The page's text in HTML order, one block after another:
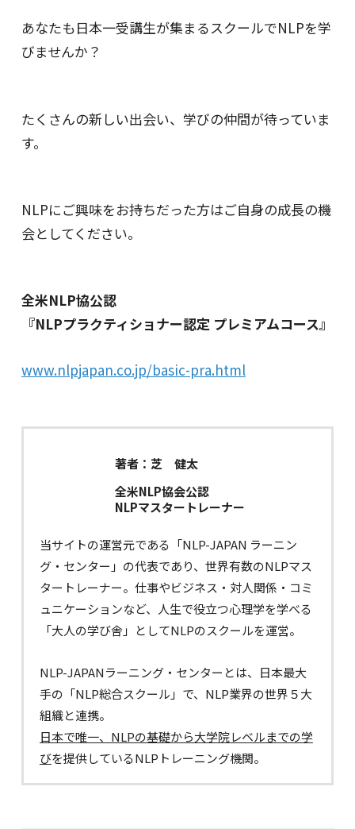
あなたも日本一受講生が集まるスクールでNLPを学
びませんか？
たくさんの新しい出会い、 学びの仲間が待っていま
す。
NLPにご興味をお持ちだった方はご自身の成長の機
会としてください。
全米NLP協公認
『NLPプラクティショナー認定 プレミアムコース』
www.nlpjapan.co.jp/basic-pra.html
著者：芝 健太
全米NLP協会公認
NLPマスタートレーナー
当サイトの運営元である「NLP-JAPAN ラーニン
グ・センター」の代表であり、世界有数のNLPマス
タートレーナー。仕事やビジネス・対人関係・コミ
ュニケーションなど、人生で役立つ心理学を学べる
「大人の学び舎」としてNLPのスクールを運営。
NLP-JAPANラーニング・センターとは、日本最大
手の「NLP総合スクール」で、NLP業界の世界５大
組織と連携。
日本で唯一、NLPの基礎から大学院レベルまでの学
びを提供しているNLPトレーニング機関。